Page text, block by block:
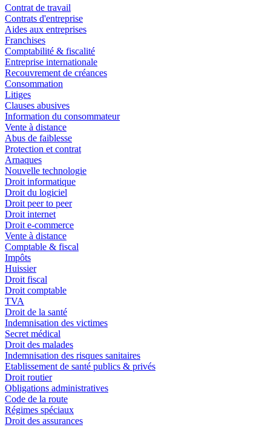
Contrat de travail
Contrats d'entreprise
Aides aux entreprises
Franchises
Comptabilité & fiscalité
Entreprise internationale
Recouvrement de créances
Consommation
Litiges
Clauses abusives
Information du consommateur
Vente à distance
Abus de faiblesse
Protection et contrat
Arnaques
Nouvelle technologie
Droit informatique
Droit du logiciel
Droit peer to peer
Droit internet
Droit e-commerce
Vente à distance
Comptable & fiscal
Impôts
Huissier
Droit fiscal
Droit comptable
TVA
Droit de la santé
Indemnisation des victimes
Secret médical
Droit des malades
Indemnisation des risques sanitaires
Etablissement de santé publics & privés
Droit routier
Obligations administratives
Code de la route
Régimes spéciaux
Droit des assurances